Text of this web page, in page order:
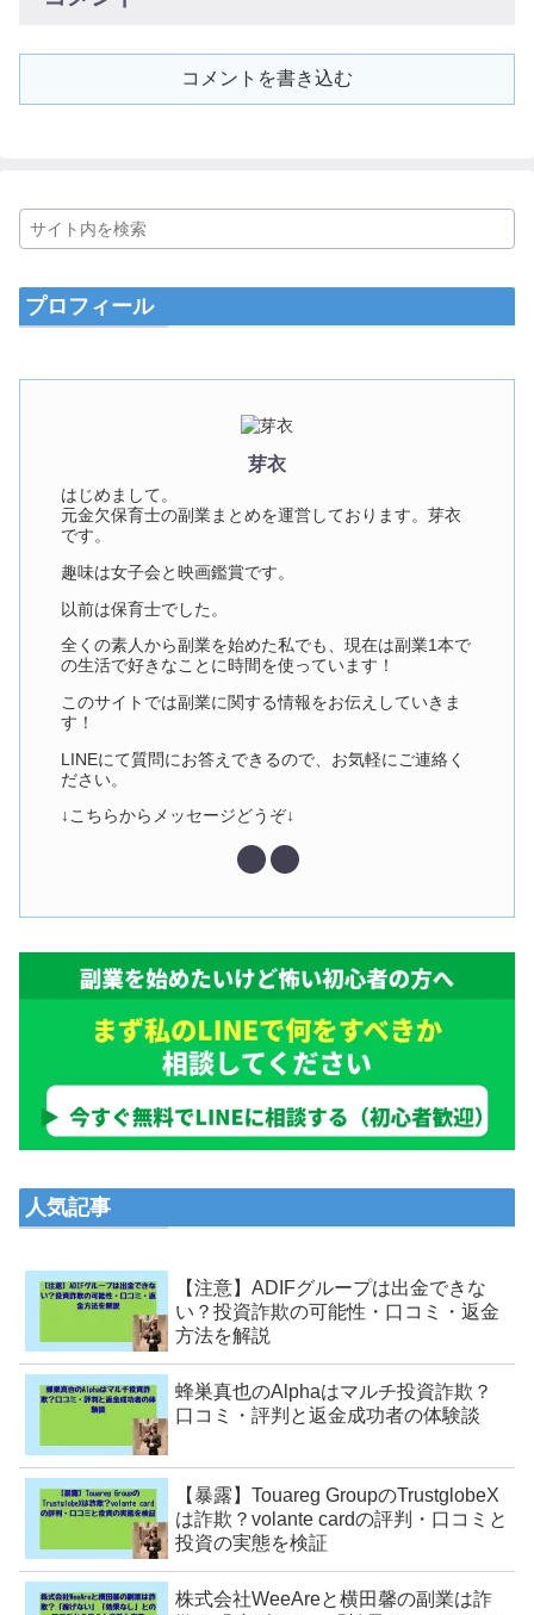
コメントを書き込む
プロフィール
芽衣
はじめまして。
元金欠保育士の副業まとめを運営しております。芽衣
です。
趣味は女子会と映画鑑賞です。
以前は保育士でした。
全くの素人から副業を始めた私でも、現在は副業1本で
の生活で好きなことに時間を使っています！
このサイトでは副業に関する情報をお伝えしていきま
す！
LINEにて質問にお答えできるので、お気軽にご連絡く
ださい。
↓こちらからメッセージどうぞ↓
人気記事
【注意】ADIFグループは出金できな
い？投資詐欺の可能性・口コミ・返金
方法を解説
蜂巣真也のAlphaはマルチ投資詐欺？
口コミ・評判と返金成功者の体験談
【暴露】Touareg GroupのTrustglobeX
は詐欺？volante cardの評判・口コミと
投資の実態を検証
株式会社WeeAreと横田馨の副業は詐